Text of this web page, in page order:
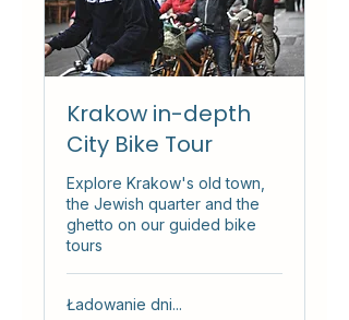
Krakow in-depth
City Bike Tour
Explore Krakow's old town,
the Jewish quarter and the
ghetto on our guided bike
tours
Ładowanie dni...